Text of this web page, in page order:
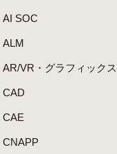
AI SOC
ALM
AR/VR・グラフィックス
CAD
CAE
CNAPP